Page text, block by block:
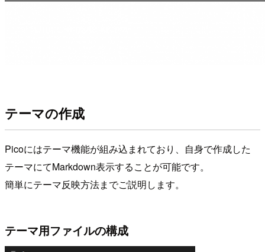
テーマの作成
Picoにはテーマ機能が組み込まれており、自身で作成した
テーマにてMarkdown表示することが可能です。
簡単にテーマ反映方法までご説明します。
テーマ用ファイルの構成